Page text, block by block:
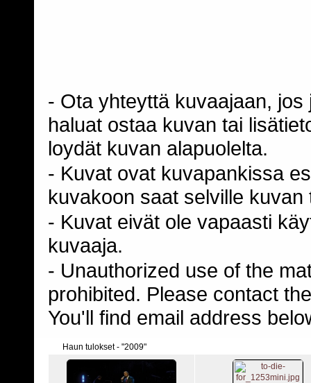
- Ota yhteyttä kuvaajaan,
haluat ostaa kuvan tai
loydät kuvan alapuolelta.
- Kuvat ovat kuvapankissa
kuvakoon saat selville
- Kuvat eivät ole vapaasti
kuvaaja.
- Unauthorized use of the
prohibited. Please contact
You'll find email address
Haun tulokset - "2009"